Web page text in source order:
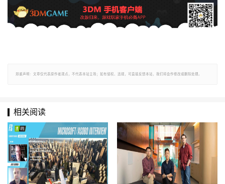
郑重声明：文章仅代表原作者观点，不代表本站立场；如有侵权、违规，可直接反馈本站，我们将会作修改或删除处理。
相关阅读